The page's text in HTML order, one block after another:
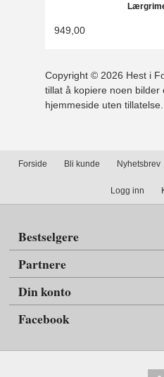
949,00
Copyright © 2026 Hest i
tillat å kopiere noen bilder
hjemmeside uten tillatelse.
Forside Bli kunde Nyhetsbrev
Logg inn
Bestselgere
Partnere
Din konto
Facebook